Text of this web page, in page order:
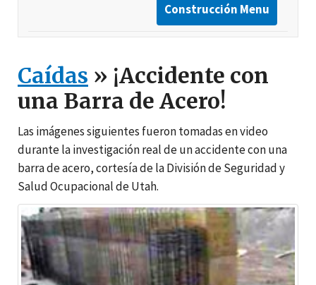
Construcción Menu
Caídas » ¡Accidente con
una Barra de Acero!
Las imágenes siguientes fueron tomadas en video
durante la investigación real de un accidente con una
barra de acero, cortesía de la División de Seguridad y
Salud Ocupacional de Utah.